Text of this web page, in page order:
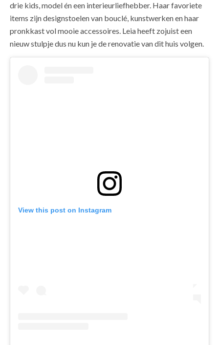
drie kids, model én een interieurliefhebber. Haar favoriete
items zijn designstoelen van bouclé, kunstwerken en haar
pronkkast vol mooie accessoires. Leia heeft zojuist een
nieuw stulpje dus nu kun je de renovatie van dit huis volgen.
View this post on Instagram